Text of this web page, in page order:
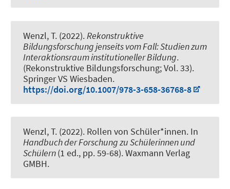
Wenzl, T. (2022).Rekonstruktive
Bildungsforschung jenseits vom Fall: Studien zum
Interaktionsraum institutioneller Bildung.
(Rekonstruktive Bildungsforschung; Vol. 33).
Springer VS Wiesbaden.
https://doi.org/10.1007/978-3-658-36768-8
Wenzl, T. (2022). Rollen von Schüler*innen. In
Handbuch der Forschung zu Schülerinnen und
Schülern(1 ed., pp. 59-68). Waxmann Verlag
GMBH.